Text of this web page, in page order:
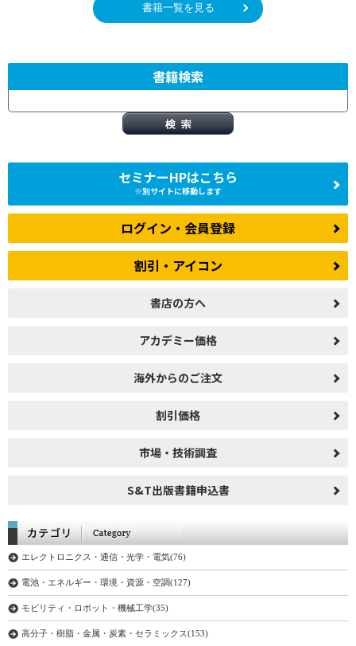
便利なセミナー専用サイトが完成！
『【実践】発泡成形』 発刊
本日発刊 『CFRP/CFRTP成形・加工・接合技術』
本日発刊『定置型電力/エネルギー貯蔵システムの導入
効果 -電力系統安定化,ピークシフト,災害時電源-』
2015/9/30
本日発刊『医療機器/ヘルスケア関連商品の薬事法(薬機
法)“超”入門講座【2】』
2015/9/29
本日発刊【書籍】 『デシカント空調システムの基礎
理論と最新技術』
価・解析技術』
本日発刊 書籍 『粉粒体/多孔質材料の計測とデータ
の解釈/使い方』
本日発刊 書籍 『IoT/CPS/M2M応用市場とデバイ
書籍『エネルギー・化学プロセスにおける膜分離技
書籍 『世界の潤滑油/潤滑油添加剤技術と市場・規格
書籍『世界の潤滑油/潤滑油添加剤技術と市場・規格動
2014/7/15 書籍『グラフェン・コンポジット』 発刊。
2014/6/10
書籍『吸着式冷凍機/ヒートポンプによる低温排熱活用
技術』 発刊。
2014/2/26
書籍『カーボンナノチューブ・グラフェン分散技術の
工業化と機能展開 －溶液・ポリマー・金属・セラミッ
クスへの分散－』 発刊。
書籍一覧を見る
書籍検索
セミナーHPはこちら
※別サイトに移動します
ログイン・会員登録
割引・アイコン
書店の方へ
アカデミー価格
海外からのご注文
割引価格
市場・技術調査
S&T出版書籍申込書
エレクトロニクス・通信・光学・電気(76)
電池・エネルギー・環境・資源・空調(127)
モビリティ・ロボット・機械工学(35)
高分子・樹脂・金属・炭素・セラミックス(153)